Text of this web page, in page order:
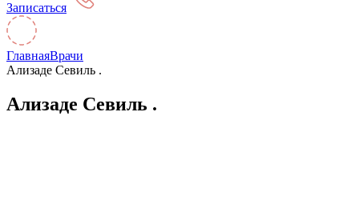
Записаться
ГлавнаяВрачи
Ализаде Севиль .
Ализаде Севиль .